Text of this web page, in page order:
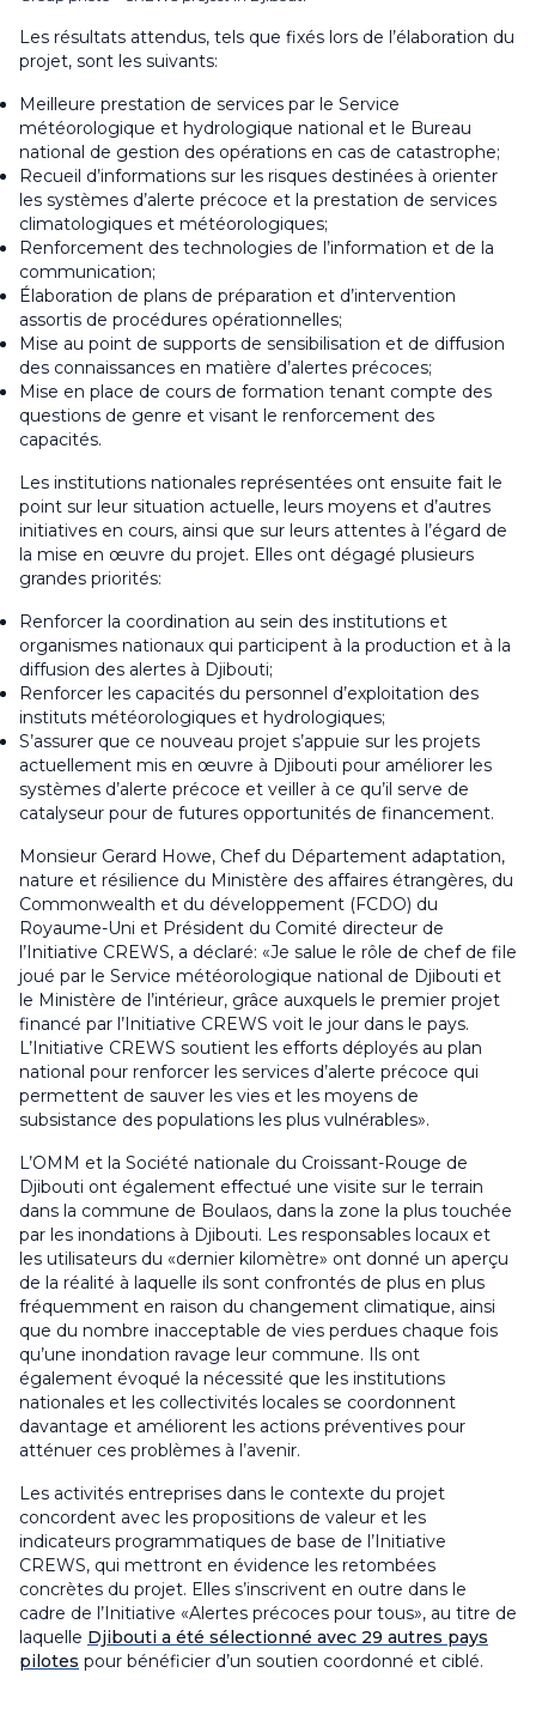
Les résultats attendus, tels que fixés lors de l’élaboration du
projet, sont les suivants:
Meilleure prestation de services par le Service
météorologique et hydrologique national et le Bureau
national de gestion des opérations en cas de catastrophe;
Recueil d’informations sur les risques destinées à orienter
les systèmes d’alerte précoce et la prestation de services
climatologiques et météorologiques;
Renforcement des technologies de l’information et de la
communication;
Élaboration de plans de préparation et d’intervention
assortis de procédures opérationnelles;
Mise au point de supports de sensibilisation et de diffusion
des connaissances en matière d’alertes précoces;
Mise en place de cours de formation tenant compte des
questions de genre et visant le renforcement des
capacités.
Les institutions nationales représentées ont ensuite fait le
point sur leur situation actuelle, leurs moyens et d’autres
initiatives en cours, ainsi que sur leurs attentes à l’égard de
la mise en œuvre du projet. Elles ont dégagé plusieurs
grandes priorités:
Renforcer la coordination au sein des institutions et
organismes nationaux qui participent à la production et à la
diffusion des alertes à Djibouti;
Renforcer les capacités du personnel d’exploitation des
instituts météorologiques et hydrologiques;
S’assurer que ce nouveau projet s’appuie sur les projets
actuellement mis en œuvre à Djibouti pour améliorer les
systèmes d’alerte précoce et veiller à ce qu’il serve de
catalyseur pour de futures opportunités de financement.
Monsieur Gerard Howe, Chef du Département adaptation,
nature et résilience du Ministère des affaires étrangères, du
Commonwealth et du développement (FCDO) du
Royaume-Uni et Président du Comité directeur de
l’Initiative CREWS, a déclaré: «Je salue le rôle de chef de file
joué par le Service météorologique national de Djibouti et
le Ministère de l’intérieur, grâce auxquels le premier projet
financé par l’Initiative CREWS voit le jour dans le pays.
L’Initiative CREWS soutient les efforts déployés au plan
national pour renforcer les services d’alerte précoce qui
permettent de sauver les vies et les moyens de
subsistance des populations les plus vulnérables».
L’OMM et la Société nationale du Croissant-Rouge de
Djibouti ont également effectué une visite sur le terrain
dans la commune de Boulaos, dans la zone la plus touchée
par les inondations à Djibouti. Les responsables locaux et
les utilisateurs du «dernier kilomètre» ont donné un aperçu
de la réalité à laquelle ils sont confrontés de plus en plus
fréquemment en raison du changement climatique, ainsi
que du nombre inacceptable de vies perdues chaque fois
qu’une inondation ravage leur commune. Ils ont
également évoqué la nécessité que les institutions
nationales et les collectivités locales se coordonnent
davantage et améliorent les actions préventives pour
atténuer ces problèmes à l’avenir.
Les activités entreprises dans le contexte du projet
concordent avec les propositions de valeur et les
indicateurs programmatiques de base de l’Initiative
CREWS, qui mettront en évidence les retombées
concrètes du projet. Elles s’inscrivent en outre dans le
cadre de l’Initiative «Alertes précoces pour tous», au titre de
laquelle Djibouti a été sélectionné avec 29 autres pays
pilotes pour bénéficier d’un soutien coordonné et ciblé.